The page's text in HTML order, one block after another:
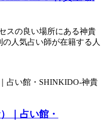
スの良い場所にある神貴
人気占い師が在籍する人
｜占い館・